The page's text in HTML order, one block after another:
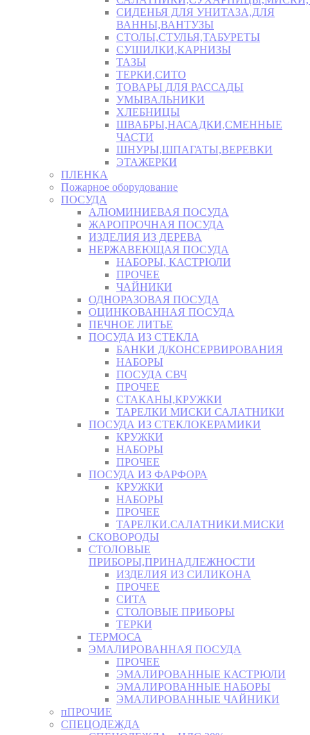
СИДЕНЬЯ ДЛЯ УНИТАЗА,ДЛЯ
ВАННЫ,ВАНТУЗЫ
СТОЛЫ,СТУЛЬЯ,ТАБУРЕТЫ
СУШИЛКИ,КАРНИЗЫ
ТАЗЫ
ТЕРКИ,СИТО
ТОВАРЫ ДЛЯ РАССАДЫ
УМЫВАЛЬНИКИ
ХЛЕБНИЦЫ
ШВАБРЫ,НАСАДКИ,СМЕННЫЕ
ЧАСТИ
ШНУРЫ,ШПАГАТЫ,ВЕРЕВКИ
ЭТАЖЕРКИ
ПЛЕНКА
Пожарное оборудование
ПОСУДА
АЛЮМИНИЕВАЯ ПОСУДА
ЖАРОПРОЧНАЯ ПОСУДА
ИЗДЕЛИЯ ИЗ ДЕРЕВА
НЕРЖАВЕЮЩАЯ ПОСУДА
НАБОРЫ, КАСТРЮЛИ
ПРОЧЕЕ
ЧАЙНИКИ
ОДНОРАЗОВАЯ ПОСУДА
ОЦИНКОВАННАЯ ПОСУДА
ПЕЧНОЕ ЛИТЬЕ
ПОСУДА ИЗ СТЕКЛА
БАНКИ Д/КОНСЕРВИРОВАНИЯ
НАБОРЫ
ПОСУДА СВЧ
ПРОЧЕЕ
СТАКАНЫ,КРУЖКИ
ТАРЕЛКИ МИСКИ САЛАТНИКИ
ПОСУДА ИЗ СТЕКЛОКЕРАМИКИ
КРУЖКИ
НАБОРЫ
ПРОЧЕЕ
ПОСУДА ИЗ ФАРФОРА
КРУЖКИ
НАБОРЫ
ПРОЧЕЕ
ТАРЕЛКИ.САЛАТНИКИ.МИСКИ
СКОВОРОДЫ
СТОЛОВЫЕ
ПРИБОРЫ,ПРИНАДЛЕЖНОСТИ
ИЗДЕЛИЯ ИЗ СИЛИКОНА
ПРОЧЕЕ
СИТА
СТОЛОВЫЕ ПРИБОРЫ
ТЕРКИ
ТЕРМОСА
ЭМАЛИРОВАННАЯ ПОСУДА
ПРОЧЕЕ
ЭМАЛИРОВАННЫЕ КАСТРЮЛИ
ЭМАЛИРОВАННЫЕ НАБОРЫ
ЭМАЛИРОВАННЫЕ ЧАЙНИКИ
пПРОЧИЕ
СПЕЦОДЕЖДА